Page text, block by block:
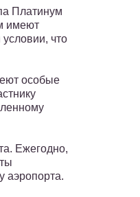
Платинум
имеют
что
особые
Ежегодно,
аэропорта.